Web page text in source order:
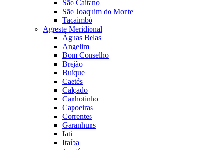
São Caitano
São Joaquim do Monte
Tacaimbó
Agreste Meridional
Águas Belas
Angelim
Bom Conselho
Brejão
Buíque
Caetés
Calçado
Canhotinho
Capoeiras
Correntes
Garanhuns
Iati
Itaíba